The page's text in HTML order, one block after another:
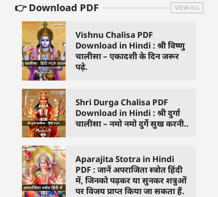
👉 Download PDF VIEW ALL
Vishnu Chalisa PDF
Download in Hindi : श्री विष्णु
चालीसा – एकादशी के दिन जरूर
पढ़े.
Shri Durga Chalisa PDF
Download in Hindi : श्री दुर्गा
चालीसा – नमो नमो दुर्गे सुख करनी..
Aparajita Stotra in Hindi
PDF : जानें अपराजिता स्त्रोत हिंदी
में, जिनको पढ़कर या सुनकर शत्रुओं
पर विजय प्राप्त किया जा सकता हैं.